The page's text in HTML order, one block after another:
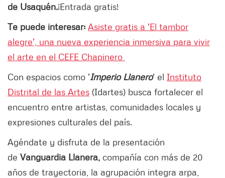
de Usaquén.¡Entrada gratis!
Te puede interesar: Asiste gratis a 'El tambor
alegre', una nueva experiencia inmersiva para vivir
el arte en el CEFE Chapinero
Con espacios como 'Imperio Llanero' el Instituto
Distrital de las Artes (Idartes) busca fortalecer el
encuentro entre artistas, comunidades locales y
expresiones culturales del país.
Agéndate y disfruta de la presentación
de Vanguardia Llanera, compañía con más de 20
años de trayectoria, la agrupación integra arpa,